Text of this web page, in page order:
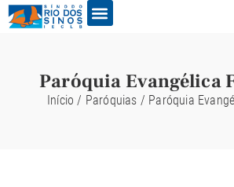
Paróquia Evangélica
Início / Paróquias / Paróquia